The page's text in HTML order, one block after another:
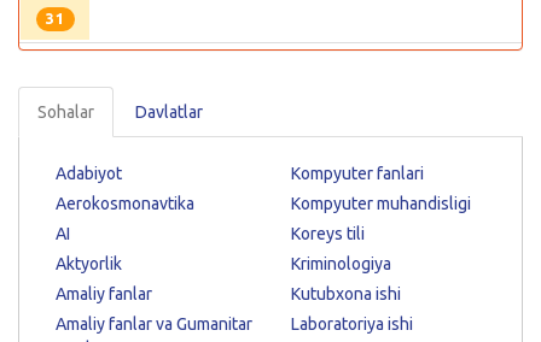
31
Sohalar Davlatlar
Adabiyot
Aerokosmonavtika
AI
Aktyorlik
Amaliy fanlar
Amaliy fanlar va Gumanitar
Kompyuter fanlari
Kompyuter muhandisligi
Koreys tili
Kriminologiya
Kutubxona ishi
Laboratoriya ishi